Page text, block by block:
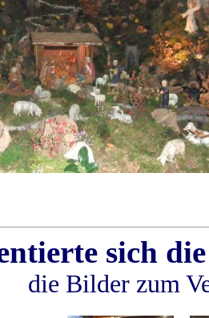
sich
die Bilder zum